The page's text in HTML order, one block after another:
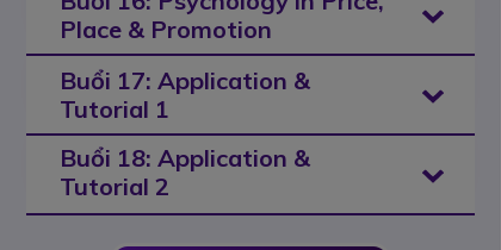
Buổi 18: Application &
Tutorial 2
Buổi 17: Application &
Tutorial 1
Place & Promotion